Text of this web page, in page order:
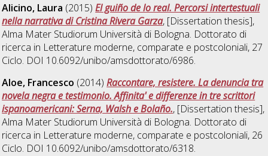
Alicino, Laura (2015)El guiño de lo real. Percorsi intertestuali
nella narrativa di Cristina Rivera Garza, [Dissertation thesis],
Alma Mater Studiorum Università di Bologna. Dottorato di
ricerca in Letterature moderne, comparate e postcoloniali, 27
Ciclo. DOI 10.6092/unibo/amsdottorato/6986.
Aloe, Francesco (2014)Raccontare, resistere. La denuncia tra
novela negra e testimonio. Affinita' e differenze in tre scrittori
ispanoamericani: Serna, Walsh e Bolaño., [Dissertation thesis],
Alma Mater Studiorum Università di Bologna. Dottorato di
ricerca in Letterature moderne, comparate e postcoloniali, 26
Ciclo. DOI 10.6092/unibo/amsdottorato/6318.